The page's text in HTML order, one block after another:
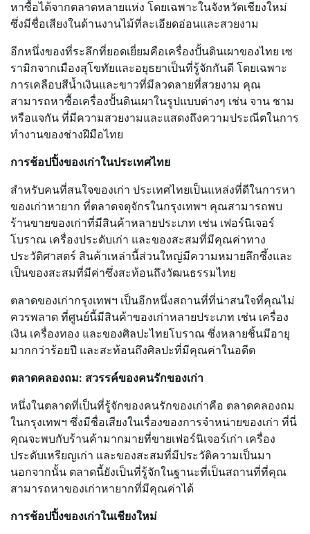
หาซื้อได้จากตลาดหลายแห่ง โดยเฉพาะในจังหวัดเชียงใหม่
ซึ่งมีชื่อเสียงในด้านงานไม้ที่ละเอียดอ่อนและสวยงาม
อีกหนึ่งของที่ระลึกที่ยอดเยี่ยมคือเครื่องปั้นดินเผาของไทย เซ
รามิกจากเมืองสุโขทัยและอยุธยาเป็นที่รู้จักกันดี โดยเฉพาะ
การเคลือบสีน้ำเงินและขาวที่มีลวดลายที่สวยงาม คุณ
สามารถหาซื้อเครื่องปั้นดินเผาในรูปแบบต่างๆ เช่น จาน ชาม
หรือแจกัน ที่มีความสวยงามและแสดงถึงความประณีตในการ
ทำงานของช่างฝีมือไทย
การช้อปปิ้งของเก่าในประเทศไทย
สำหรับคนที่สนใจของเก่า ประเทศไทยเป็นแหล่งที่ดีในการหา
ของเก่าหายาก ที่ตลาดจตุจักรในกรุงเทพฯ คุณสามารถพบ
ร้านขายของเก่าที่มีสินค้าหลายประเภท เช่น เฟอร์นิเจอร์
โบราณ เครื่องประดับเก่า และของสะสมที่มีคุณค่าทาง
ประวัติศาสตร์ สินค้าเหล่านี้ส่วนใหญ่มีความหมายลึกซึ้งและ
เป็นของสะสมที่มีค่าซึ่งสะท้อนถึงวัฒนธรรมไทย
ตลาดของเก่ากรุงเทพฯ เป็นอีกหนึ่งสถานที่ที่น่าสนใจที่คุณไม่
ควรพลาด ที่ศูนย์นี้มีสินค้าของเก่าหลายประเภท เช่น เครื่อง
เงิน เครื่องทอง และของศิลปะไทยโบราณ ซึ่งหลายชิ้นมีอายุ
มากกว่าร้อยปี และสะท้อนถึงศิลปะที่มีคุณค่าในอดีต
ตลาดคลองถม: สวรรค์ของคนรักของเก่า
หนึ่งในตลาดที่เป็นที่รู้จักของคนรักของเก่าคือ ตลาดคลองถม
ในกรุงเทพฯ ซึ่งมีชื่อเสียงในเรื่องของการจำหน่ายของเก่า ที่นี่
คุณจะพบกับร้านค้ามากมายที่ขายเฟอร์นิเจอร์เก่า เครื่อง
ประดับเหรียญเก่า และของสะสมที่มีประวัติความเป็นมา
นอกจากนั้น ตลาดนี้ยังเป็นที่รู้จักในฐานะที่เป็นสถานที่ที่คุณ
สามารถหาของเก่าหายากที่มีคุณค่าได้
การช้อปปิ้งของเก่าในเชียงใหม่